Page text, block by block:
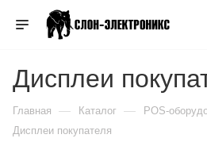
Дисплеи
Главная — Каталог — POS-
Дисплеи покупателя